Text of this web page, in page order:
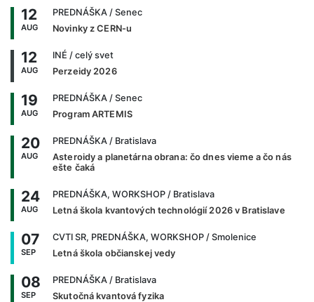
12
AUG
PREDNÁŠKA / Senec
Novinky z CERN-u
12
AUG
INÉ / celý svet
Perzeidy 2026
19
AUG
PREDNÁŠKA / Senec
Program ARTEMIS
20
AUG
PREDNÁŠKA / Bratislava
Asteroidy a planetárna obrana: čo dnes vieme a čo nás
ešte čaká
24
AUG
PREDNÁŠKA, WORKSHOP / Bratislava
Letná škola kvantových technológií 2026 v Bratislave
07
SEP
CVTI SR, PREDNÁŠKA, WORKSHOP / Smolenice
Letná škola občianskej vedy
08
SEP
PREDNÁŠKA / Bratislava
Skutočná kvantová fyzika